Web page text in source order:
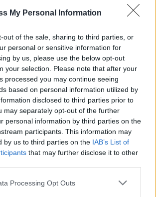
My Personal Information
out of the sale, sharing to third parties, or
personal or sensitive information for
by us, please use the below opt-out
your selection. Please note that after your
processed you may continue seeing
based on personal information utilized by
disclosed to third parties prior to
may separately opt-out of the further
personal information by third parties on the
participants. This information may
by us to third parties on the IAB’s List of
that may further disclose it to other
this website/app uses one or more Google
Processing Opt Outs
φορολογητέο
εισόδηματου
φορολογικού έτους να
τις9.000 ευρώ,
κατά 1.000 ευρώ για τον
και κάθε εξαρτώμενο μέλος.
της επιφάνειας
στα οποία κατέχουν
ο υπόχρεος δήλωσης
εισοδήματος, ο ή σύζυγος
τέκνα της
του, λαμβανομένου υπόψη